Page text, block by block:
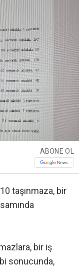
ABONE OL
taşınmaza, bir
bir iş
sonucunda,